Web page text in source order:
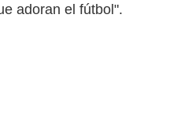
adoran el fútbol".